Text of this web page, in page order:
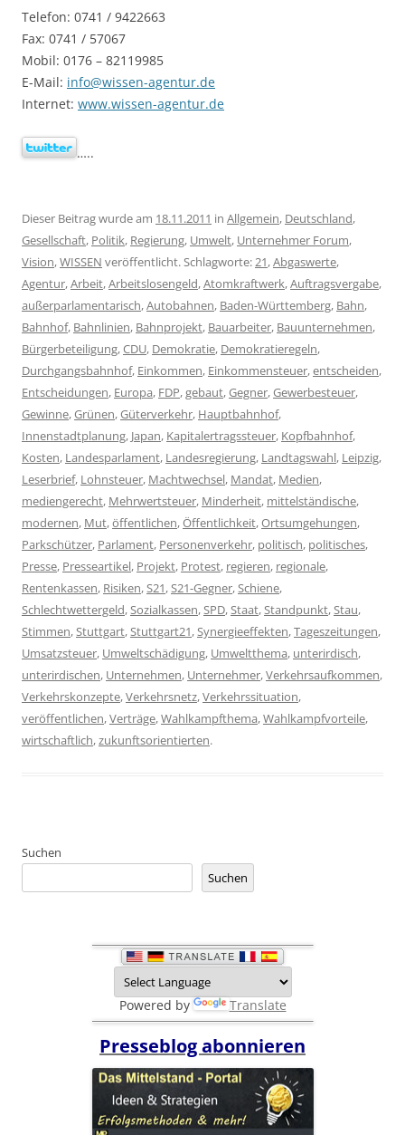
Telefon: 0741 / 9422663
Fax: 0741 / 57067
Mobil: 0176 – 82119985
E-Mail: info@wissen-agentur.de
Internet: www.wissen-agentur.de
…..
Dieser Beitrag wurde am 18.11.2011 in Allgemein, Deutschland,
Gesellschaft, Politik, Regierung, Umwelt, Unternehmer Forum,
Vision,WISSEN veröffentlicht. Schlagworte:21,Abgaswerte,
Agentur,Arbeit,Arbeitslosengeld,Atomkraftwerk,Auftragsvergabe,
außerparlamentarisch,Autobahnen, Baden-Württemberg, Bahn,
Bahnhof, Bahnlinien, Bahnprojekt, Bauarbeiter, Bauunternehmen,
Bürgerbeteiligung,CDU, Demokratie, Demokratieregeln,
Durchgangsbahnhof, Einkommen, Einkommensteuer,entscheiden,
Entscheidungen, Europa, FDP,gebaut,Gegner,Gewerbesteuer,
Gewinne,Grünen,Güterverkehr, Hauptbahnhof,
Innenstadtplanung, Japan, Kapitalertragssteuer, Kopfbahnhof,
Kosten, Landesparlament, Landesregierung, Landtagswahl, Leipzig,
Leserbrief, Lohnsteuer, Machtwechsel, Mandat, Medien,
mediengerecht, Mehrwertsteuer, Minderheit, mittelständische,
modernen, Mut,öffentlichen,Öffentlichkeit,Ortsumgehungen,
Parkschützer, Parlament, Personenverkehr, politisch, politisches,
Presse, Presseartikel, Projekt, Protest, regieren, regionale,
Rentenkassen, Risiken,S21,S21-Gegner,Schiene,
Schlechtwettergeld,Sozialkassen,SPD,Staat,Standpunkt,Stau,
Stimmen,Stuttgart,Stuttgart21,Synergieeffekten,Tageszeitungen,
Umsatzsteuer, Umweltschädigung, Umweltthema, unterirdisch,
unterirdischen, Unternehmen, Unternehmer,Verkehrsaufkommen,
Verkehrskonzepte,Verkehrsnetz,Verkehrssituation,
veröffentlichen,Verträge,Wahlkampfthema,Wahlkampfvorteile,
wirtschaftlich,zukunftsorientierten.
Suchen
Suchen
Powered by Translate
Presseblog abonnieren